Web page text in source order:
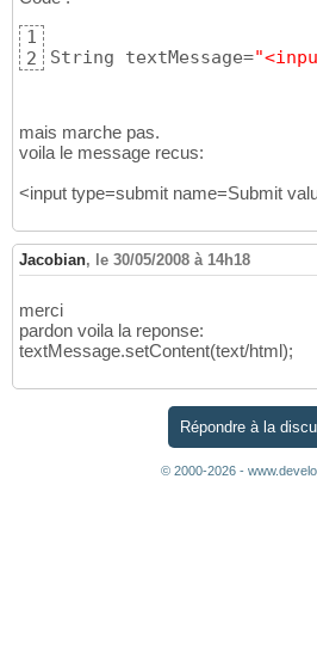
1
2
String textMessage=
mais marche pas.
voila le message recus:
<input type=submit name=Submit
Jacobian, le 30/05/2008 à 14h18
merci
pardon voila la reponse:
textMessage.setContent(text/html);
Répondre à la
© 2000-2026 -